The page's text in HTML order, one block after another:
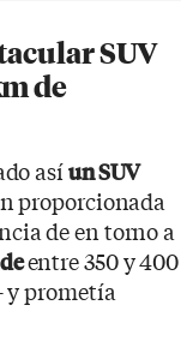
SUV
de
asíun SUV
proporcionada
de en torno a
deentre 350 y 400
y prometía